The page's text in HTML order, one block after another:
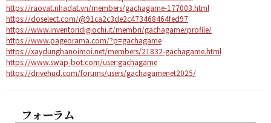
https://raovat.nhadat.vn/members/gachagame-177003.html
https://doselect.com/@91ca2c3de2c473468464fed97
https://www.inventoridigiochi.it/membri/gachagame/profile/
https://www.pageorama.com/?p=gachagame
https://xaydunghanoimoi.net/members/21832-gachagame.html
https://www.swap-bot.com/user:gachagame
https://drivehud.com/forums/users/gachagamenet2025/
フォーラム